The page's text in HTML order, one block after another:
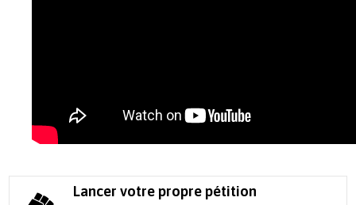
Lancer votre propre pétition